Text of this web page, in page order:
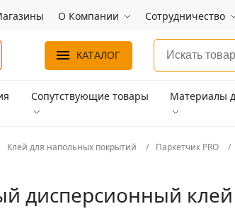
О Компании Сотрудничество
КАТАЛОГ
Сопутствующие товары Материалы
Клей для напольных покрытий Паркетчик PRO
дисперсионный клей